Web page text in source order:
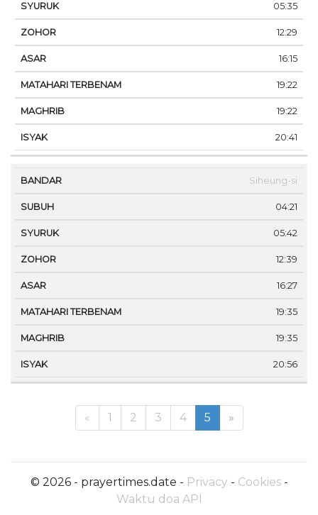
05:35
12:29
16:15
19:22
19:22
20:41
Siheung-si
04:21
05:42
12:39
16:27
19:35
19:35
20:56
« 1 2 3 4 5 »
© 2026 - prayertimes.date - Privacy- Cookies-
Waktu doa API